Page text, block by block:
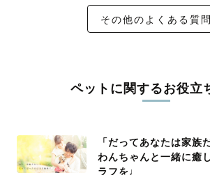
その他のよくある質問
ペットに関するお役立
「だってあなたは家族
わんちゃんと一緒に癒
ラフを♩